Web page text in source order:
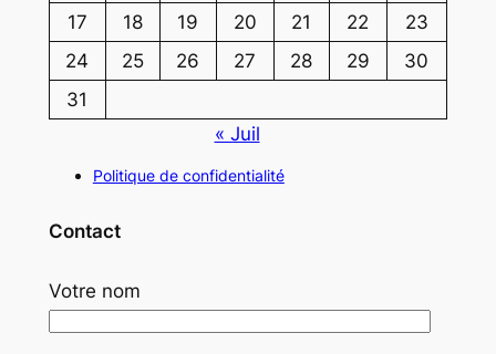
17
18 19 20 21 22
23
24
25 26 27 28 29
30
31
« Juil
Politique de confidentialité
Contact
Votre nom